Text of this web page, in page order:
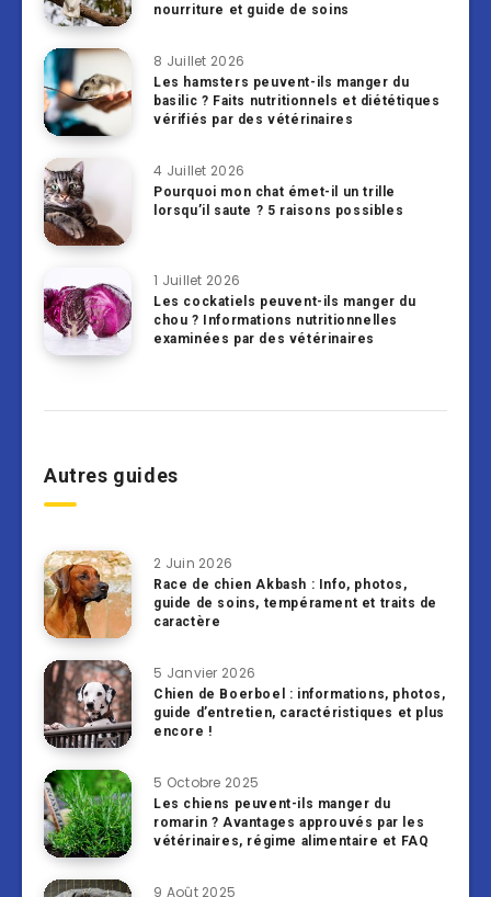
nourriture et guide de soins
8 Juillet 2026
Les hamsters peuvent-ils manger du
basilic ? Faits nutritionnels et diététiques
vérifiés par des vétérinaires
4 Juillet 2026
Pourquoi mon chat émet-il un trille
lorsqu’il saute ? 5 raisons possibles
1 Juillet 2026
Les cockatiels peuvent-ils manger du
chou ? Informations nutritionnelles
examinées par des vétérinaires
Autres guides
2 Juin 2026
Race de chien Akbash : Info, photos,
guide de soins, tempérament et traits de
caractère
5 Janvier 2026
Chien de Boerboel : informations, photos,
guide d’entretien, caractéristiques et plus
encore !
5 Octobre 2025
Les chiens peuvent-ils manger du
romarin ? Avantages approuvés par les
vétérinaires, régime alimentaire et FAQ
9 Août 2025